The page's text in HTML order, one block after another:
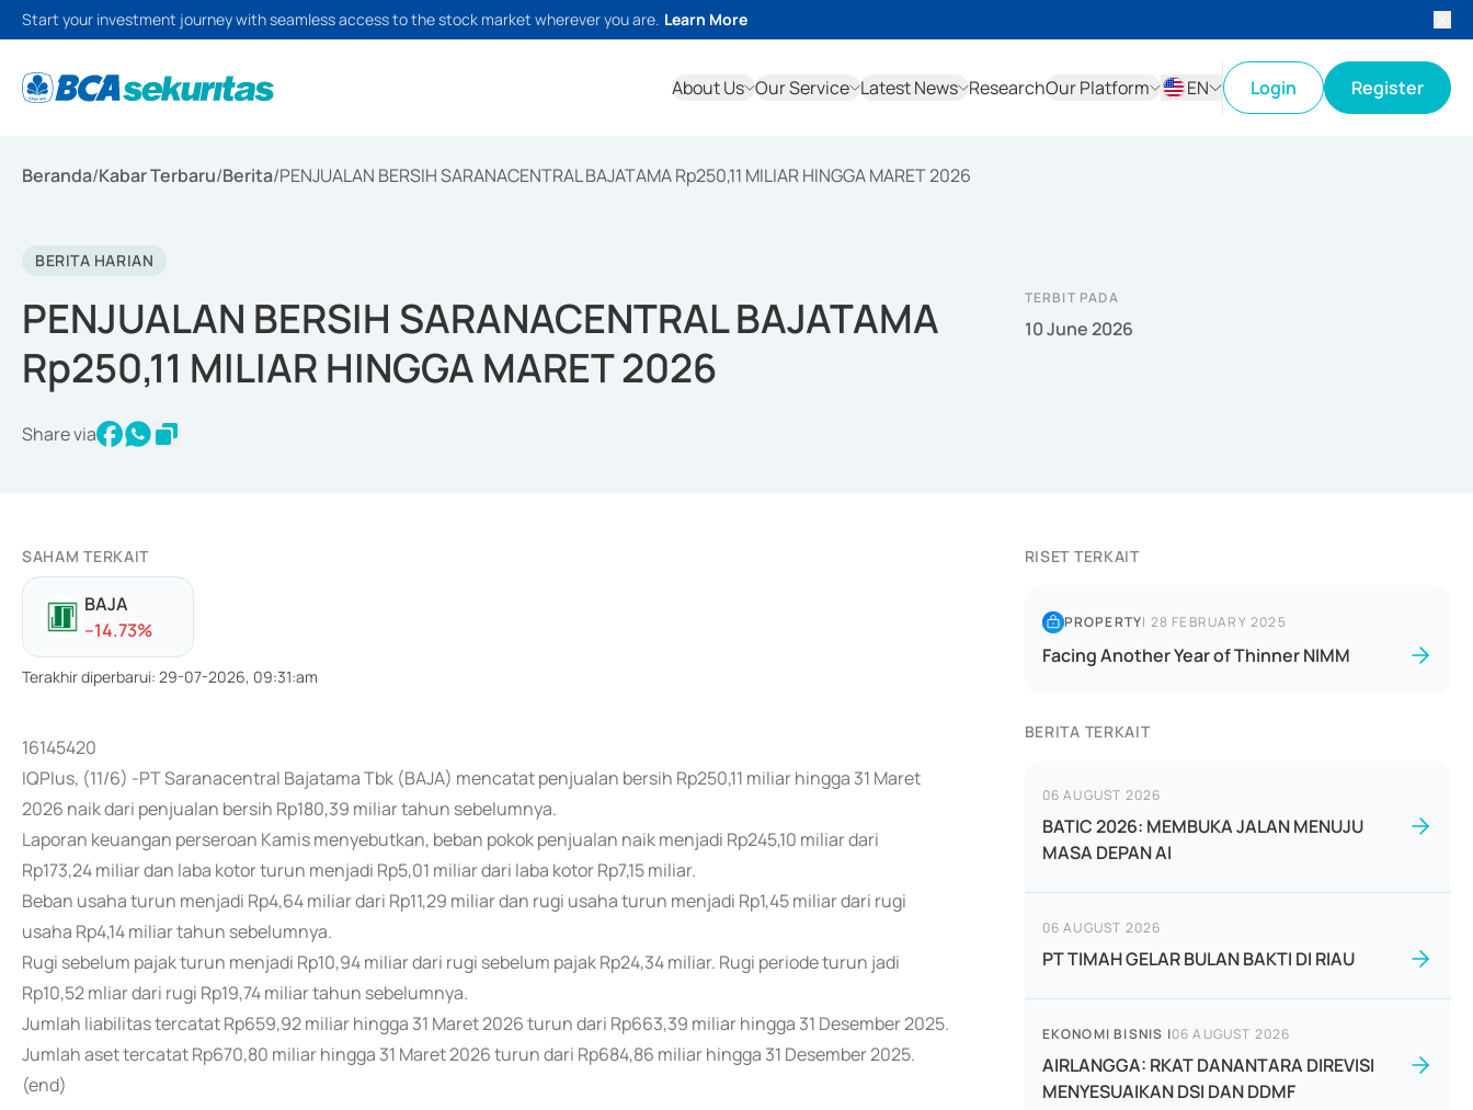
Start your investment journey with seamless access to the stock market wherever you are. Learn More
About Us Our Service Latest News ResearchOur Platform
EN
Login Register
Beranda/Kabar Terbaru/Berita/PENJUALAN BERSIH SARANACENTRAL BAJATAMA Rp250,11 MILIAR HINGGA MARET 2026
BERITA HARIAN
PENJUALAN BERSIH SARANACENTRAL BAJATAMA
Rp250,11 MILIAR HINGGA MARET 2026
Share via
TERBIT PADA
10 June 2026
SAHAM TERKAIT
BAJA
--14.73%
Terakhir diperbarui: 29-07-2026, 09:31:am
16145420
IQPlus, (11/6) -PT Saranacentral Bajatama Tbk (BAJA) mencatat penjualan bersih Rp250,11 miliar hingga 31 Maret
2026 naik dari penjualan bersih Rp180,39 miliar tahun sebelumnya.
Laporan keuangan perseroan Kamis menyebutkan, beban pokok penjualan naik menjadi Rp245,10 miliar dari
Rp173,24 miliar dan laba kotor turun menjadi Rp5,01 miliar dari laba kotor Rp7,15 miliar.
Beban usaha turun menjadi Rp4,64 miliar dari Rp11,29 miliar dan rugi usaha turun menjadi Rp1,45 miliar dari rugi
usaha Rp4,14 miliar tahun sebelumnya.
Rugi sebelum pajak turun menjadi Rp10,94 miliar dari rugi sebelum pajak Rp24,34 miliar. Rugi periode turun jadi
Rp10,52 mliar dari rugi Rp19,74 miliar tahun sebelumnya.
Jumlah liabilitas tercatat Rp659,92 miliar hingga 31 Maret 2026 turun dari Rp663,39 miliar hingga 31 Desember 2025.
Jumlah aset tercatat Rp670,80 miliar hingga 31 Maret 2026 turun dari Rp684,86 miliar hingga 31 Desember 2025.
(end)
RISET TERKAIT
PROPERTY| 28 FEBRUARY 2025
Facing Another Year of Thinner NIMM
BERITA TERKAIT
06 AUGUST 2026
BATIC 2026: MEMBUKA JALAN MENUJU
MASA DEPAN AI
06 AUGUST 2026
PT TIMAH GELAR BULAN BAKTI DI RIAU
EKONOMI BISNIS |06 AUGUST 2026
AIRLANGGA: RKAT DANANTARA DIREVISI
MENYESUAIKAN DSI DAN DDMF